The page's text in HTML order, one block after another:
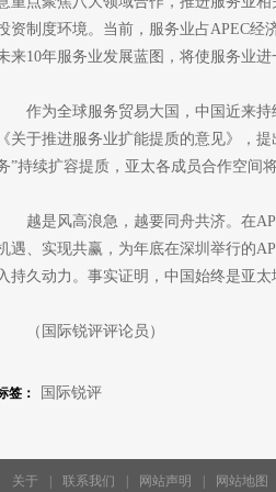
资制度环境。当前，服务业占APEC经
来10年服务业发展蓝图，将使服务业
作为全球服务贸易大国，中国近来
《关于推进服务业扩能提质的意见》，
”持续扩容提质，亚太各成员合作空间
越是风高浪急，越要同舟共济。在
遇、实现共赢，为年底在深圳举行的
持久动力。事实证明，中国始终是亚
（国际锐评评论员）
签： 国际锐评
关于 联系我们 网站声明 网站地图